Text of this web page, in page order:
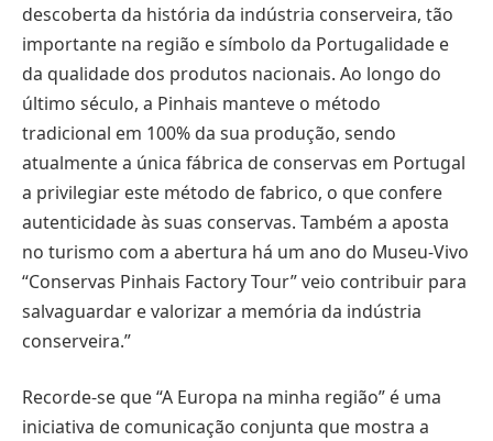
descoberta da história da indústria conserveira, tão
importante na região e símbolo da Portugalidade e
da qualidade dos produtos nacionais. Ao longo do
último século, a Pinhais manteve o método
tradicional em 100% da sua produção, sendo
atualmente a única fábrica de conservas em Portugal
a privilegiar este método de fabrico, o que confere
autenticidade às suas conservas. Também a aposta
no turismo com a abertura há um ano do Museu-Vivo
“Conservas Pinhais Factory Tour” veio contribuir para
salvaguardar e valorizar a memória da indústria
conserveira.”
Recorde-se que “A Europa na minha região” é uma
iniciativa de comunicação conjunta que mostra a